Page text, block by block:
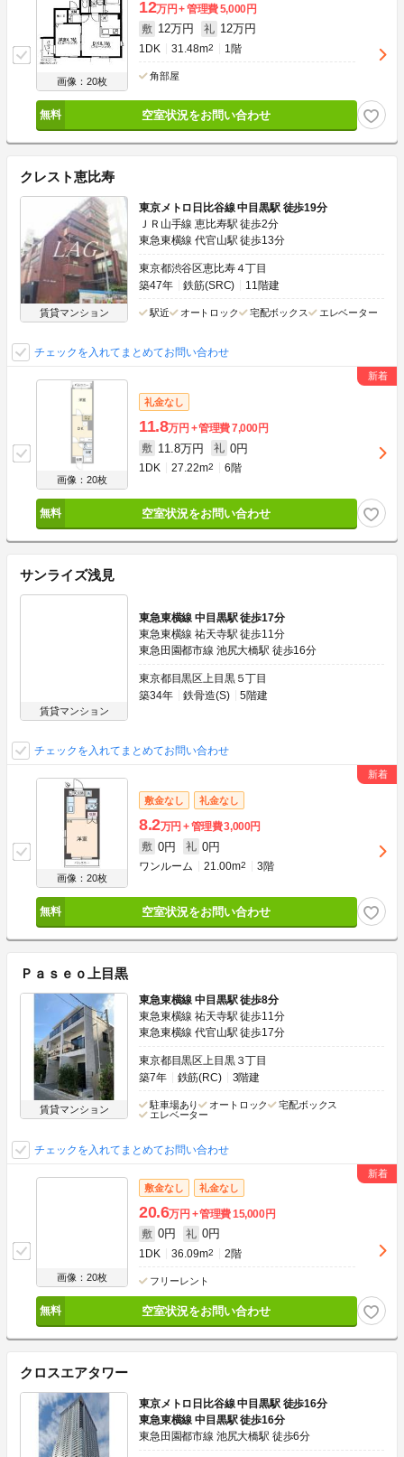
画像：20枚
12万円 管理費5,000円
敷 12万円 礼 12万円
1DK 31.48m2 1階
角部屋
空室状況をお問い合わせ
クレスト恵比寿
賃貸マンション
東京メトロ日比谷線 中目黒駅 徒歩19分
ＪＲ山手線 恵比寿駅 徒歩2分
東急東横線 代官山駅 徒歩13分
東京都渋谷区恵比寿４丁目
築47年
鉄筋(SRC) 11階建
駅近 オートロック 宅配ボックス エレベーター
チェックを入れてまとめてお問い合わせ
画像：20枚
礼金なし
11.8万円 管理費7,000円
敷 11.8万円 礼 0円
1DK 27.22m2 6階
空室状況をお問い合わせ
サンライズ浅見
賃貸マンション
東急東横線 中目黒駅 徒歩17分
東急東横線 祐天寺駅 徒歩11分
東急田園都市線 池尻大橋駅 徒歩16分
東京都目黒区上目黒５丁目
築34年
鉄骨造(S) 5階建
チェックを入れてまとめてお問い合わせ
画像：20枚
敷金なし 礼金なし
8.2万円 管理費3,000円
敷 0円 礼 0円
ワンルーム 21.00m2 3階
空室状況をお問い合わせ
Ｐａｓｅｏ上目黒
賃貸マンション
東急東横線 中目黒駅 徒歩8分
東急東横線 祐天寺駅 徒歩11分
東急東横線 代官山駅 徒歩17分
東京都目黒区上目黒３丁目
築7年
鉄筋(RC) 3階建
駐車場あり オートロック
宅配ボックス
エレベーター
チェックを入れてまとめてお問い合わせ
画像：20枚
敷金なし 礼金なし
20.6万円 管理費15,000円
敷 0円 礼 0円
1DK 36.09m2 2階
フリーレント
空室状況をお問い合わせ
クロスエアタワー
東京メトロ日比谷線 中目黒駅 徒歩16分
東急東横線 中目黒駅 徒歩16分
東急田園都市線 池尻大橋駅 徒歩6分